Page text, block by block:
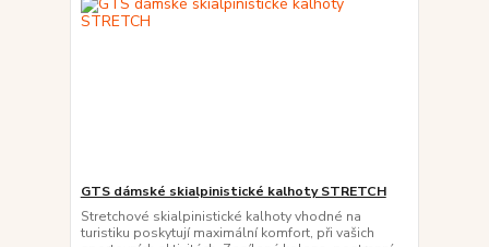
GTS dámské skialpinistické kalhoty STRETCH
Stretchové skialpinistické kalhoty vhodné na
turistiku poskytují maximální komfort, při vašich